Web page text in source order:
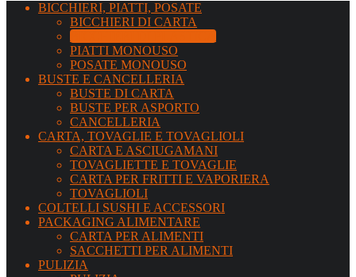
BICCHIERI, PIATTI, POSATE
BICCHIERI DI CARTA
BICCHIERI DI PLASTICA
PIATTI MONOUSO
POSATE MONOUSO
BUSTE E CANCELLERIA
BUSTE DI CARTA
BUSTE PER ASPORTO
CANCELLERIA
CARTA, TOVAGLIE E TOVAGLIOLI
CARTA E ASCIUGAMANI
TOVAGLIETTE E TOVAGLIE
CARTA PER FRITTI E VAPORIERA
TOVAGLIOLI
COLTELLI SUSHI E ACCESSORI
PACKAGING ALIMENTARE
CARTA PER ALIMENTI
SACCHETTI PER ALIMENTI
PULIZIA